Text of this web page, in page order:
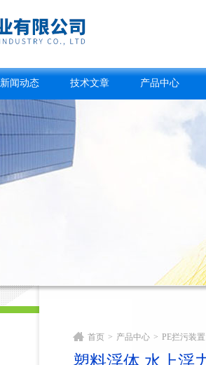
新闻动态 技术文章 产品中心
首页 > 产品中心 > PE拦污装置